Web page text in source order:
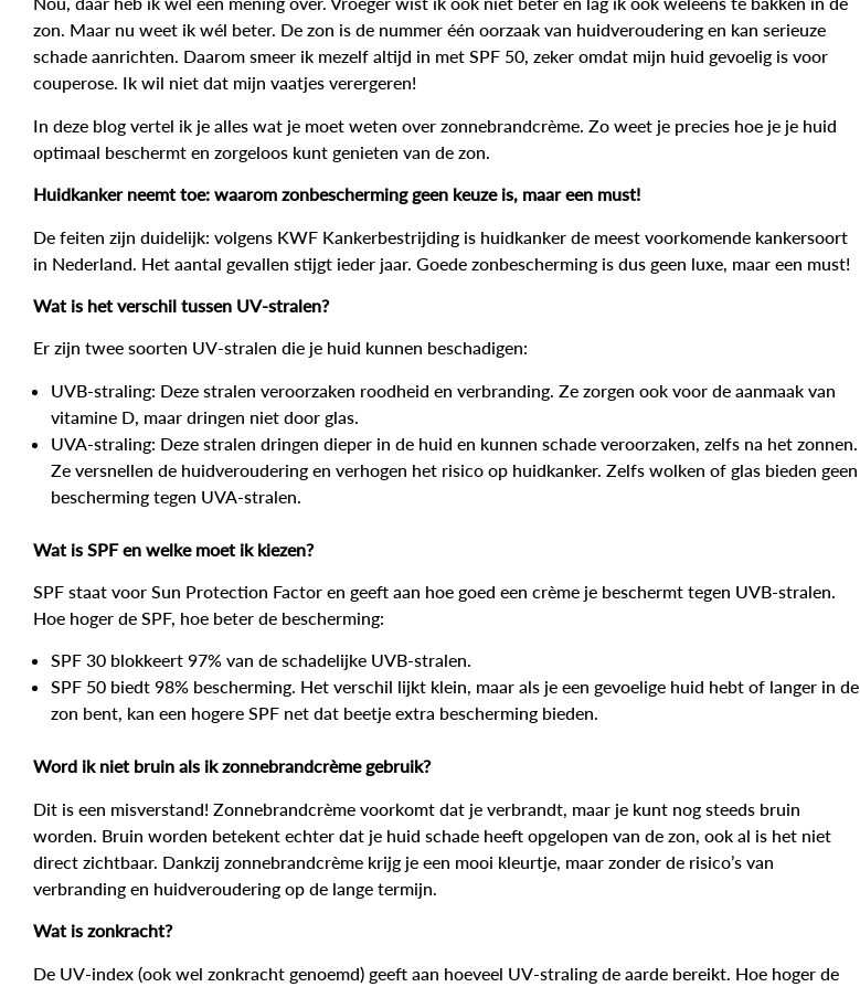
zon. Maar nu weet ik wél beter. De zon is de nummer één oorzaak van huidveroudering en kan serieuze
schade aanrichten. Daarom smeer ik mezelf altijd in met SPF 50, zeker omdat mijn huid gevoelig is voor
couperose. Ik wil niet dat mijn vaatjes verergeren!
In deze blog vertel ik je alles wat je moet weten over zonnebrandcrème. Zo weet je precies hoe je je huid
optimaal beschermt en zorgeloos kunt genieten van de zon.
Huidkanker neemt toe: waarom zonbescherming geen keuze is, maar een must!
De feiten zijn duidelijk: volgens KWF Kankerbestrijding is huidkanker de meest voorkomende kankersoort
in Nederland. Het aantal gevallen stijgt ieder jaar. Goede zonbescherming is dus geen luxe, maar een must!
Wat is het verschil tussen UV-stralen?
Er zijn twee soorten UV-stralen die je huid kunnen beschadigen:
UVB-straling: Deze stralen veroorzaken roodheid en verbranding. Ze zorgen ook voor de aanmaak van
vitamine D, maar dringen niet door glas.
UVA-straling: Deze stralen dringen dieper in de huid en kunnen schade veroorzaken, zelfs na het zonnen.
Ze versnellen de huidveroudering en verhogen het risico op huidkanker. Zelfs wolken of glas bieden geen
bescherming tegen UVA-stralen.
Wat is SPF en welke moet ik kiezen?
SPF staat voor Sun Protection Factor en geeft aan hoe goed een crème je beschermt tegen UVB-stralen.
Hoe hoger de SPF, hoe beter de bescherming:
SPF 30 blokkeert 97% van de schadelijke UVB-stralen.
SPF 50 biedt 98% bescherming. Het verschil lijkt klein, maar als je een gevoelige huid hebt of langer in de
zon bent, kan een hogere SPF net dat beetje extra bescherming bieden.
Word ik niet bruin als ik zonnebrandcrème gebruik?
Dit is een misverstand! Zonnebrandcrème voorkomt dat je verbrandt, maar je kunt nog steeds bruin
worden. Bruin worden betekent echter dat je huid schade heeft opgelopen van de zon, ook al is het niet
direct zichtbaar. Dankzij zonnebrandcrème krijg je een mooi kleurtje, maar zonder de risico’s van
verbranding en huidveroudering op de lange termijn.
Wat is zonkracht?
De UV-index (ook wel zonkracht genoemd) geeft aan hoeveel UV-straling de aarde bereikt. Hoe hoger de